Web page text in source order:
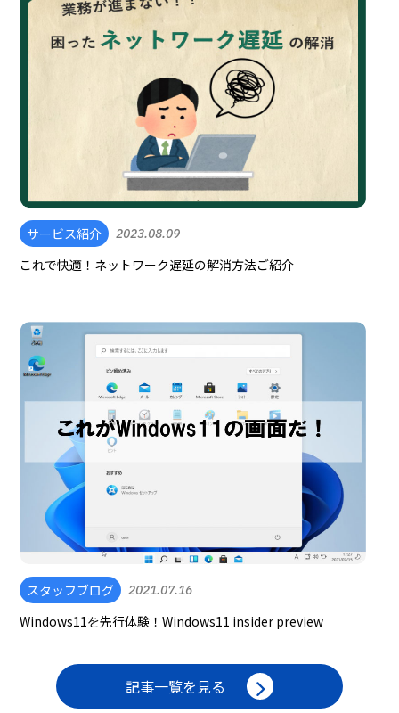
サービス紹介 2023.08.09
これで快適！ネットワーク遅延の解消方法ご紹介
スタッフブログ 2021.07.16
Windows11を先行体験！Windows11 insider preview
記事一覧を見る